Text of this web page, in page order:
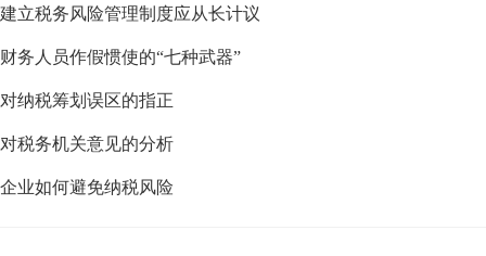
建立税务风险管理制度应从长计议
财务人员作假惯使的“七种武器”
对纳税筹划误区的指正
对税务机关意见的分析
企业如何避免纳税风险
工程项目管理